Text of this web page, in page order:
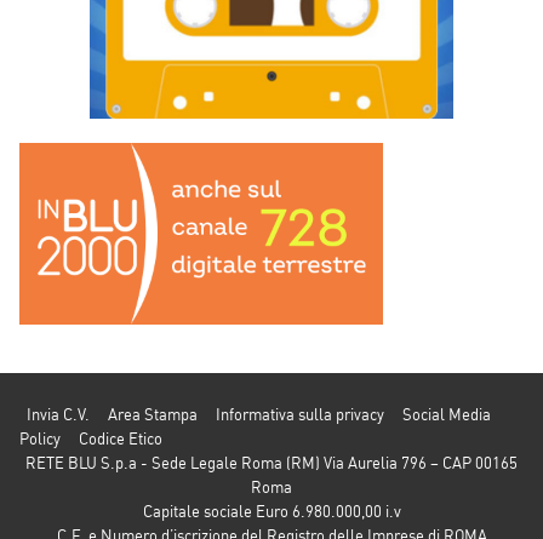
Invia C.V. Area Stampa Informativa sulla privacy
Social Media
Policy
Codice Etico
RETE BLU S.p.a - Sede Legale Roma (RM) Via Aurelia 796 – CAP 00165
Roma
Capitale sociale Euro 6.980.000,00 i.v
C.F. e Numero d’iscrizione del Registro delle Imprese di ROMA